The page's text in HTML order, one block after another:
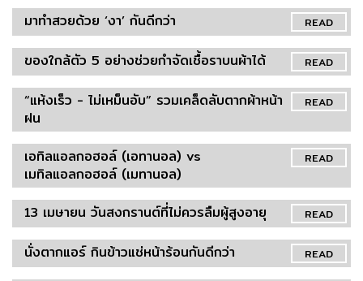
READ
มาทำสวยด้วย ‘งา’ กันดีกว่า
READ
ของใกล้ตัว 5 อย่างช่วยกำจัดเชื้อราบนผ้าได้
READ
“แห้งเร็ว - ไม่เหม็นอับ” รวมเคล็ดลับตากผ้าหน้า
ฝน
READ
เอทิลแอลกอฮอล์ (เอทานอล) vs
เมทิลแอลกอฮอล์ (เมทานอล)
READ
13 เมษายน วันสงกรานต์ที่ไม่ควรลืมผู้สูงอายุ
READ
นั่งตากแอร์ กินข้าวแช่หน้าร้อนกันดีกว่า